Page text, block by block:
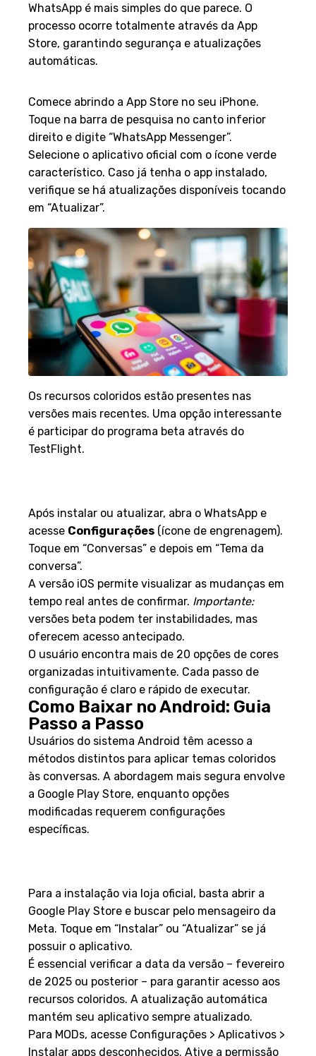
WhatsApp é mais simples do que parece. O
processo ocorre totalmente através da App
Store, garantindo segurança e atualizações
automáticas.
Comece abrindo a App Store no seu iPhone.
Toque na barra de pesquisa no canto inferior
direito e digite “WhatsApp Messenger”.
Selecione o aplicativo oficial com o ícone verde
característico. Caso já tenha o app instalado,
verifique se há atualizações disponíveis tocando
em “Atualizar”.
Os recursos coloridos estão presentes nas
versões mais recentes. Uma opção interessante
é participar do programa beta através do
TestFlight.
Após instalar ou atualizar, abra o WhatsApp e
acesse Configurações (ícone de engrenagem).
Toque em “Conversas” e depois em “Tema da
conversa”.
A versão iOS permite visualizar as mudanças em
tempo real antes de confirmar. Importante:
versões beta podem ter instabilidades, mas
oferecem acesso antecipado.
O usuário encontra mais de 20 opções de cores
organizadas intuitivamente. Cada passo de
configuração é claro e rápido de executar.
Como Baixar no Android: Guia
Passo a Passo
Usuários do sistema Android têm acesso a
métodos distintos para aplicar temas coloridos
às conversas. A abordagem mais segura envolve
a Google Play Store, enquanto opções
modificadas requerem configurações
específicas.
Para a instalação via loja oficial, basta abrir a
Google Play Store e buscar pelo mensageiro da
Meta. Toque em “Instalar” ou “Atualizar” se já
possuir o aplicativo.
É essencial verificar a data da versão – fevereiro
de 2025 ou posterior – para garantir acesso aos
recursos coloridos. A atualização automática
mantém seu aplicativo sempre atualizado.
Para MODs, acesse Configurações > Aplicativos >
Instalar apps desconhecidos. Ative a permissão